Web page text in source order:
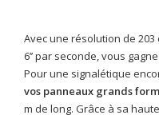
Avec une résolution de
6’’ par seconde, vous
Pour une signalétique
vos panneaux grands
m de long. Grâce à sa